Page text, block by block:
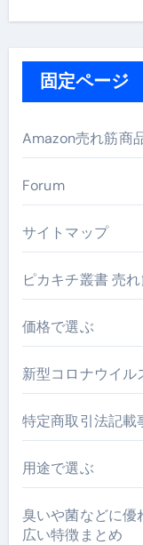
固定ページ
Amazon売れ筋商
Forum
サイトマップ
ピカキチ叢書 売
価格で選ぶ
新型コロナウイル
特定商取引法記載
用途で選ぶ
臭いや菌などに優
広い特徴まとめ